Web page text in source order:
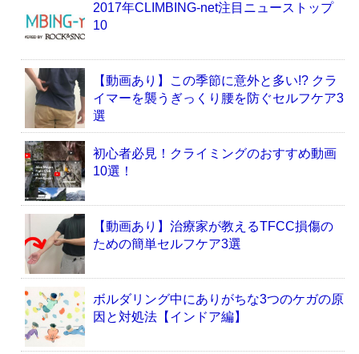
2017年CLIMBING-net注目ニューストップ
10
【動画あり】この季節に意外と多い!? クラ
イマーを襲うぎっくり腰を防ぐセルフケア3
選
初心者必見！クライミングのおすすめ動画
10選！
【動画あり】治療家が教えるTFCC損傷の
ための簡単セルフケア3選
ボルダリング中にありがちな3つのケガの原
因と対処法【インドア編】